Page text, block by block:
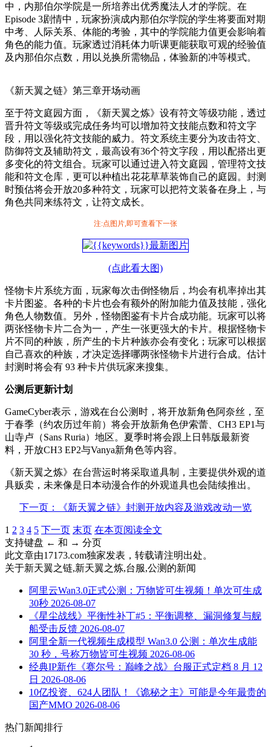
中，内那伯尔学院是一所培养出优秀魔法人才的学院。在
Episode 3剧情中，玩家扮演成内那伯尔学院的学生将要面对期
中考、人际关系、体能的考验，其中的学院能力值更会影响着
角色的能力值。玩家透过消耗体力听课更能获取可观的经验值
及内那伯尔点数，用以兑换所需物品，体验新的冲等模式。
《新天翼之链》第三章开场动画
至于符文庭园方面，《新天翼之炼》设有符文等级功能，透过
晋升符文等级或完成任务均可以增加符文技能点数和符文字
段，用以强化符文技能的威力。符文系统主要分为攻击符文、
防御符文及辅助符文，最高设有36个符文字段，用以配搭出更
多变化的符文组合。玩家可以通过进入符文庭园，管理符文技
能和符文仓库，更可以种植出花花草草装饰自己的庭园。封测
时预估将会开放20多种符文，玩家可以把符文装备在身上，与
角色共同来练符文，让符文成长。
注:点图片,即可查看下一张
(点此看大图)
怪物卡片系统方面，玩家每次击倒怪物后，均会有机率掉出其
卡片图鉴。各种的卡片也会有额外的附加能力值及技能，强化
角色人物数值。另外，怪物图鉴有卡片合成功能。玩家可以将
两张怪物卡片二合为一，产生一张更强大的卡片。根据怪物卡
片不同的种族，所产生的卡片种族亦会有变化；玩家可以根据
自己喜欢的种族，才决定选择哪两张怪物卡片进行合成。估计
封测时将会有 93 种卡片供玩家来搜集。
公测后更新计划
GameCyber表示，游戏在台公测时，将开放新角色阿奈丝，至
于春季（约农历过年前）将会开放新角色伊索蕾、CH3 EP1与
山寺卢（Sans Ruria）地区。夏季时将会跟上日韩版最新资
料，开放CH3 EP2与Vanya新角色等内容。
《新天翼之炼》在台营运时将采取道具制，主要提供外观的道
具贩卖，未来像是日本动漫合作的外观道具也会陆续推出。
下一页：《新天翼之链》封测开放内容及游戏改动一览
1 2 3 4 5 下一页 末页 在本页阅读全文
支持键盘 ← 和 → 分页
此文章由17173.com独家发表，转载请注明出处。
关于新天翼之链,新天翼之炼,台服,公测 的新闻
阿里云Wan3.0正式公测：万物皆可生视频！单次可生成
30秒 2026-08-07
《星尘战线》平衡性补丁#5：平衡调整、漏洞修复与舰
船受击反馈 2026-08-07
阿里全新一代视频生成模型 Wan3.0 公测：单次生成能
30 秒，号称万物皆可生视频 2026-08-06
经典IP新作《赛尔号：巅峰之战》台服正式定档 8 月 12
日 2026-08-06
10亿投资、624人团队！《诡秘之主》可能是今年最贵的
国产MMO 2026-08-06
热门新闻排行